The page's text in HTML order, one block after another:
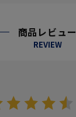
商品レビュー
REVIEW